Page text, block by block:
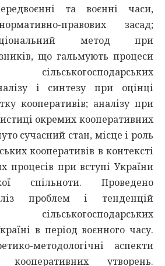
та воєнні часи,
правових засад;
метод при
що гальмують процеси
сільськогосподарських
і синтезу при оцінці
кооперативів; аналізу при
окремих кооперативних
сучасний стан, місце і роль
кооперативів в контексті
процесів при вступі України
спільноти. Проведено
проблем і тенденцій
сільськогосподарських
в період воєнного часу.
методологічні аспекти
кооперативних утворень.